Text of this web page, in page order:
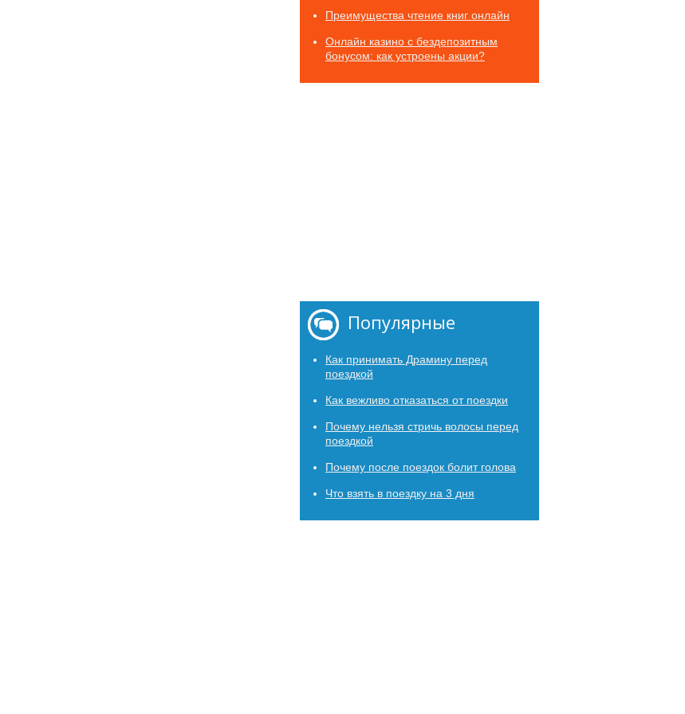
Преимущества чтение книг онлайн
Онлайн казино с бездепозитным
бонусом: как устроены акции?
Популярные
Как принимать Драмину перед
поездкой
Как вежливо отказаться от поездки
Почему нельзя стричь волосы перед
поездкой
Почему после поездок болит голова
Что взять в поездку на 3 дня